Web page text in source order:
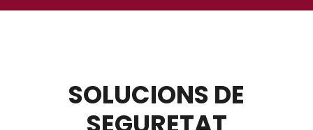
SOLUCIONS DE